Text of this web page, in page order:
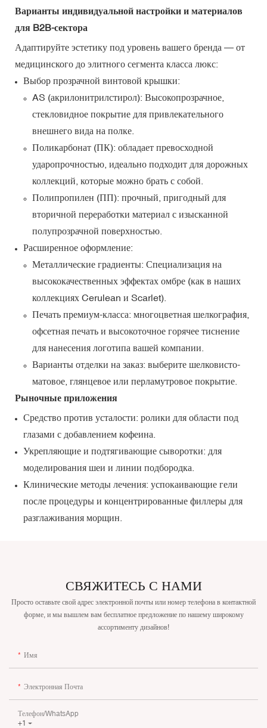
Варианты индивидуальной настройки и материалов
для B2B-сектора
Адаптируйте эстетику под уровень вашего бренда — от
медицинского до элитного сегмента класса люкс:
Выбор прозрачной винтовой крышки:
AS (акрилонитрилстирол): Высокопрозрачное,
стекловидное покрытие для привлекательного
внешнего вида на полке.
Поликарбонат (ПК): обладает превосходной
ударопрочностью, идеально подходит для дорожных
коллекций, которые можно брать с собой.
Полипропилен (ПП): прочный, пригодный для
вторичной переработки материал с изысканной
полупрозрачной поверхностью.
Расширенное оформление:
Металлические градиенты: Специализация на
высококачественных эффектах омбре (как в наших
коллекциях Cerulean и Scarlet).
Печать премиум-класса: многоцветная шелкография,
офсетная печать и высокоточное горячее тиснение
для нанесения логотипа вашей компании.
Варианты отделки на заказ: выберите шелковисто-
матовое, глянцевое или перламутровое покрытие.
Рыночные приложения
Средство против усталости: ролики для области под
глазами с добавлением кофеина.
Укрепляющие и подтягивающие сыворотки: для
моделирования шеи и линии подбородка.
Клинические методы лечения: успокаивающие гели
после процедуры и концентрированные филлеры для
разглаживания морщин.
СВЯЖИТЕСЬ С НАМИ
Просто оставьте свой адрес электронной почты или номер телефона в контактной
форме, и мы вышлем вам бесплатное предложение по нашему широкому
ассортименту дизайнов!
Имя
Электронная Почта
+1
Телефон/WhatsApp